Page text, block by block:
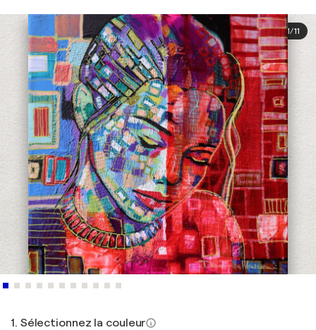
1/11
1. Sélectionnez la couleur